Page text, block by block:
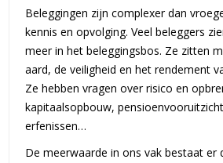
Beleggingen zijn complexer dan
kennis en opvolging. Veel beleggers
meer in het beleggingsbos. Ze zitten
aard, de veiligheid en het rendement
Ze hebben vragen over risico en
kapitaalsopbouw,
erfenissen…
De meerwaarde in ons vak bestaat er